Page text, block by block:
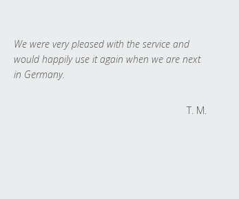
We were very pleased with the service and
would happily use it again when we are next
in Germany.
T. M.